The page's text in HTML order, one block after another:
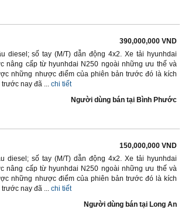
390,000,000 VND
diesel; số tay (M/T) dẫn động 4x2. Xe tải hyunhdai
nâng cấp từ hyunhdai N250 ngoài những ưu thế và
những nhược điểm của phiên bản trước đó là kích
nay đã ... chi tiết
Người dùng bán tại Bình Phước
150,000,000 VND
diesel; số tay (M/T) dẫn động 4x2. Xe tải hyunhdai
nâng cấp từ hyunhdai N250 ngoài những ưu thế và
những nhược điểm của phiên bản trước đó là kích
nay đã ... chi tiết
Người dùng bán tại Long An